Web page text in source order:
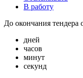
В работу
До окончания тендера
дней
часов
минут
секунд